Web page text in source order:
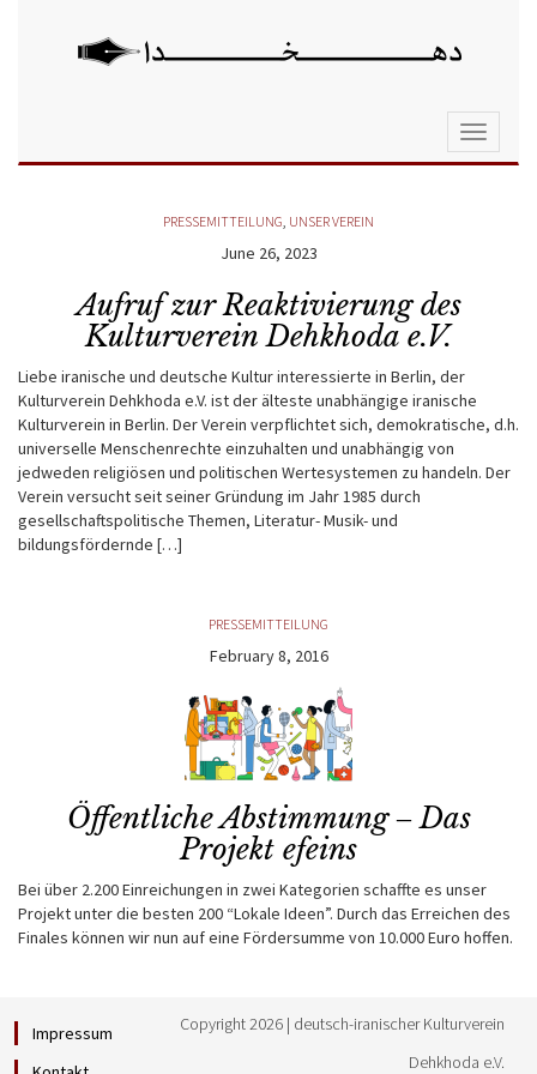
Toggle
PRESSEMITTEILUNG, UNSER VEREIN
June 26, 2023
Aufruf zur Reaktivierung des
Kulturverein Dehkhoda e.V.
Liebe iranische und deutsche Kultur interessierte in Berlin, der
Kulturverein Dehkhoda e.V. ist der älteste unabhängige iranische
Kulturverein in Berlin. Der Verein verpflichtet sich, demokratische, d.h.
universelle Menschenrechte einzuhalten und unabhängig von
jedweden religiösen und politischen Wertesystemen zu handeln. Der
Verein versucht seit seiner Gründung im Jahr 1985 durch
gesellschaftspolitische Themen, Literatur- Musik- und
bildungsfördernde […]
PRESSEMITTEILUNG
February 8, 2016
Öffentliche Abstimmung ‒ Das
Projekt efeins
Bei über 2.200 Einreichungen in zwei Kategorien schaffte es unser
Projekt unter die besten 200 “Lokale Ideen”. Durch das Erreichen des
Finales können wir nun auf eine Fördersumme von 10.000 Euro hoffen.
Impressum
Copyright 2026 | deutsch-iranischer Kulturverein
Dehkhoda e.V.